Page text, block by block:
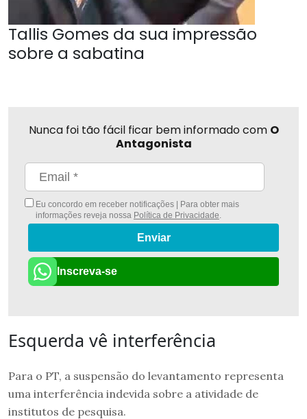
Tallis Gomes da sua impressão
sobre a sabatina
Nunca foi tão fácil ficar bem informado com O
Antagonista
Eu concordo em receber notificações | Para obter mais
informações reveja nossa Política de Privacidade.
Enviar
Inscreva-se
Esquerda vê interferência
Para o PT, a suspensão do levantamento representa
uma interferência indevida sobre a atividade de
institutos de pesquisa.